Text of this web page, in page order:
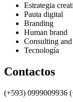
Estrategia
Pauta digital
Branding
Human brand
Consulting
Tecnología
Contactos
(+593) 0999009936